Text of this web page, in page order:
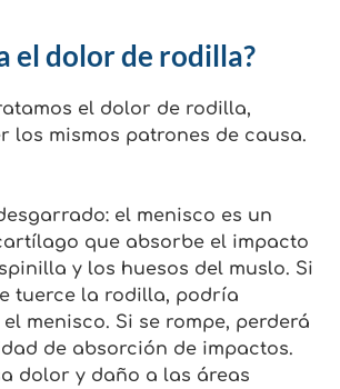
el dolor de rodilla?
el dolor de rodilla,
los mismos patrones de causa.
el menisco es un
que absorbe el impacto
y los huesos del muslo. Si
tuerce la rodilla, podría
menisco. Si se rompe, perderá
de absorción de impactos.
dolor y daño a las áreas